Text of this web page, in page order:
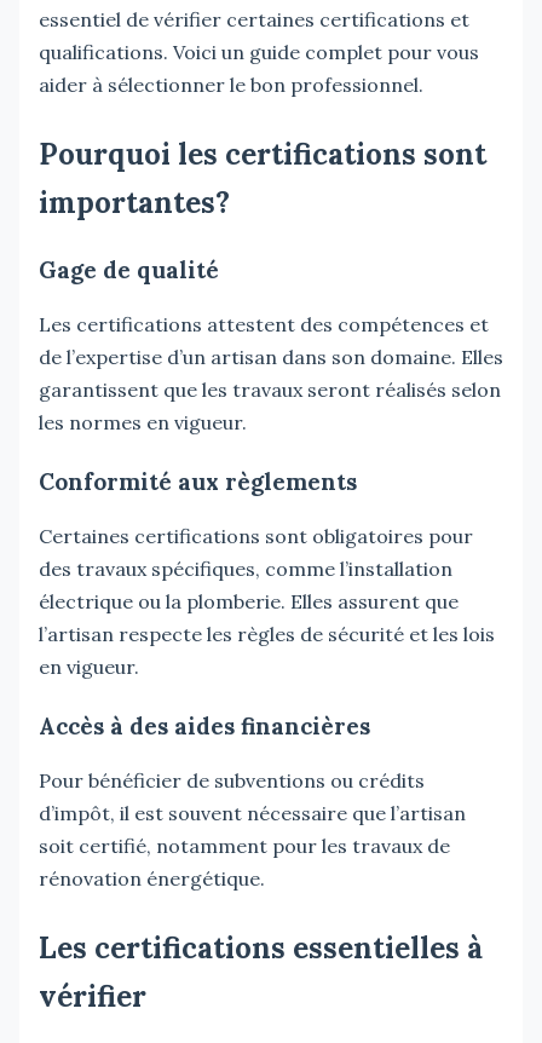
essentiel de vérifier certaines certifications et
qualifications. Voici un guide complet pour vous
aider à sélectionner le bon professionnel.
Pourquoi les certifications sont
importantes?
Gage de qualité
Les certifications attestent des compétences et
de l’expertise d’un artisan dans son domaine. Elles
garantissent que les travaux seront réalisés selon
les normes en vigueur.
Conformité aux règlements
Certaines certifications sont obligatoires pour
des travaux spécifiques, comme l’installation
électrique ou la plomberie. Elles assurent que
l’artisan respecte les règles de sécurité et les lois
en vigueur.
Accès à des aides financières
Pour bénéficier de subventions ou crédits
d’impôt, il est souvent nécessaire que l’artisan
soit certifié, notamment pour les travaux de
rénovation énergétique.
Les certifications essentielles à
vérifier